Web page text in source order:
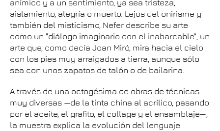
anímico y a un sentimiento, ya sea tristeza,
aislamiento, alegría o muerto. Lejos del onirisme y
también del misticismo, Nefer describe su arte
como un "diálogo imaginario con el inabarcable", un
arte que, como decía Joan Miró, mira hacia el cielo
con los pies muy arraigados a tierra, aunque sólo
sea con unos zapatos de talón o de bailarina.
A través de una octogésima de obras de técnicas
muy diversas —de la tinta china al acrílico, pasando
por el aceite, el grafito, el collage y el ensamblaje—,
la muestra explica la evolución del lenguaje